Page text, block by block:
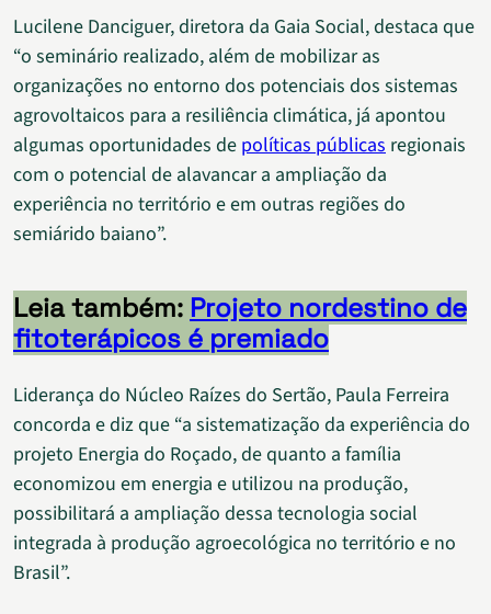
Lucilene Danciguer, diretora da Gaia Social, destaca que
“o seminário realizado, além de mobilizar as
organizações no entorno dos potenciais dos sistemas
agrovoltaicos para a resiliência climática, já apontou
algumas oportunidades de políticas públicas regionais
com o potencial de alavancar a ampliação da
experiência no território e em outras regiões do
semiárido baiano”.
Leia também: Projeto nordestino de
fitoterápicos é premiado
Liderança do Núcleo Raízes do Sertão, Paula Ferreira
concorda e diz que “a sistematização da experiência do
projeto Energia do Roçado, de quanto a família
economizou em energia e utilizou na produção,
possibilitará a ampliação dessa tecnologia social
integrada à produção agroecológica no território e no
Brasil”.